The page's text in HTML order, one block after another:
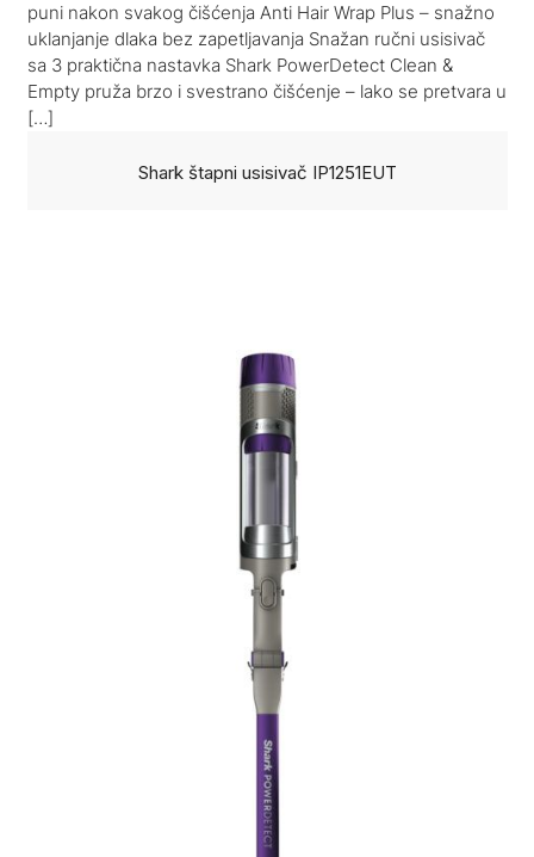
puni nakon svakog čišćenja Anti Hair Wrap Plus – snažno
uklanjanje dlaka bez zapetljavanja Snažan ručni usisivač
sa 3 praktična nastavka Shark PowerDetect Clean &
Empty pruža brzo i svestrano čišćenje – lako se pretvara u
[…]
Shark štapni usisivač IP1251EUT